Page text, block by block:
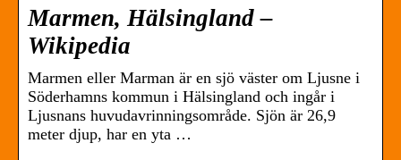
Marmen, Hälsingland –
Wikipedia
Marmen eller Marman är en sjö väster om Ljusne i
Söderhamns kommun i Hälsingland och ingår i
Ljusnans huvudavrinningsområde. Sjön är 26,9
meter djup, har en yta …